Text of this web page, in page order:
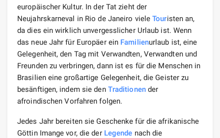
europäischer Kultur. In der Tat zieht der
Neujahrskarneval in Rio de Janeiro vieleTouristen an,
da dies ein wirklich unvergesslicher Urlaub ist. Wenn
das neue Jahr für Europäer ein Familienurlaub ist, eine
Gelegenheit, den Tag mit Verwandten, Verwandten und
Freunden zu verbringen, dann ist es für die Menschen in
Brasilien eine großartige Gelegenheit, die Geister zu
besänftigen, indem sie den Traditionender
afroindischen Vorfahren folgen.
Jedes Jahr bereiten sie Geschenke für die afrikanische
Göttin Imange vor, die der Legende nach die